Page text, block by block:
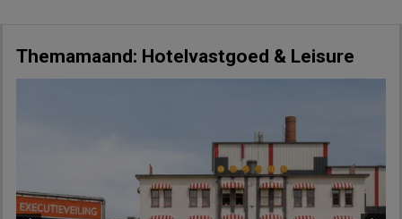
Themamaand: Hotelvastgoed & Leisure